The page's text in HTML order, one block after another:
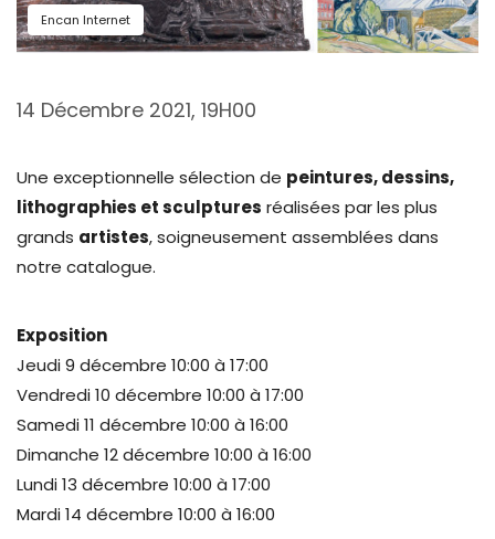
Encan Internet
14 Décembre 2021, 19H00
Une exceptionnelle sélection de peintures, dessins,
lithographies et sculptures réalisées par les plus
grands artistes, soigneusement assemblées dans
notre catalogue.
Exposition
Jeudi 9 décembre 10:00 à 17:00
Vendredi 10 décembre 10:00 à 17:00
Samedi 11 décembre 10:00 à 16:00
Dimanche 12 décembre 10:00 à 16:00
Lundi 13 décembre 10:00 à 17:00
Mardi 14 décembre 10:00 à 16:00